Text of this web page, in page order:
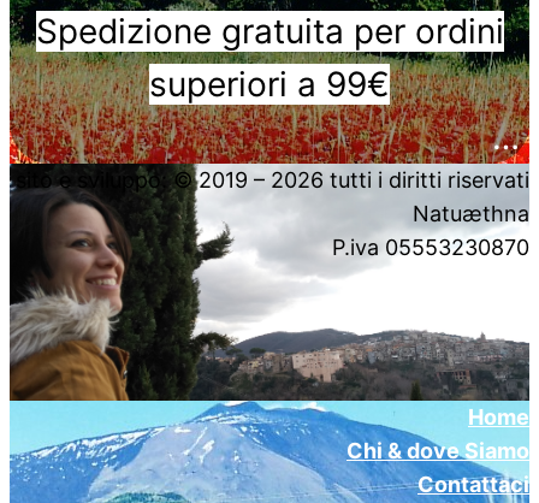
Spedizione gratuita per ordini
superiori a 99€
….
sito e sviluppo: © 2019 – 2026 tutti i diritti riservati
Natuæthna
P.iva 05553230870
Home
Chi & dove Siamo
Contattaci